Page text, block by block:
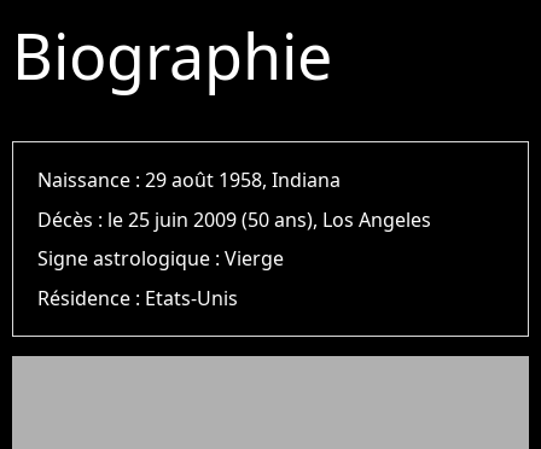
Biographie
Naissance :29 août 1958, Indiana
Décès : le 25 juin 2009 (50 ans), Los Angeles
Signe astrologique :Vierge
Résidence : Etats-Unis